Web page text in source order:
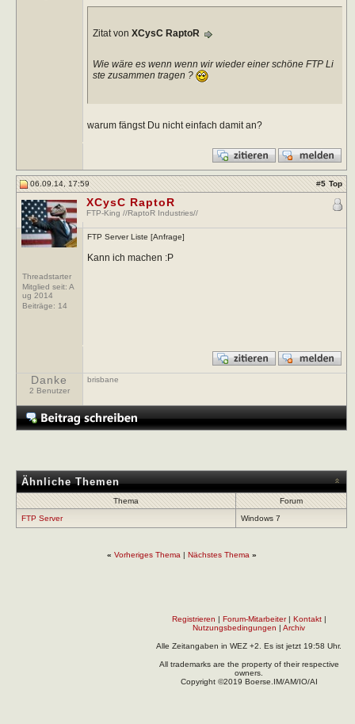
Zitat von XCysC RaptoR
Wie wäre es wenn wenn wir wieder einer schöne FTP Li
ste zusammen tragen ?
warum fängst Du nicht einfach damit an?
06.09.14, 17:59 #5 Top
Threadstarter
Mitglied seit: A
ug 2014
Beiträge: 14
XCysC RaptoR
FTP-King //RaptoR Industries//
FTP Server Liste [Anfrage]
Kann ich machen :P
Danke
2 Benutzer
brisbane
Ähnliche Themen
Thema
Forum
FTP Server
Windows 7
« Vorheriges Thema | Nächstes Thema »
Registrieren | Forum-Mitarbeiter| Kontakt|
Nutzungsbedingungen | Archiv
Alle Zeitangaben in WEZ +2. Es ist jetzt 19:58 Uhr.
All trademarks are the property of their respective
owners.
Copyright ©2019 Boerse.IM/AM/IO/AI